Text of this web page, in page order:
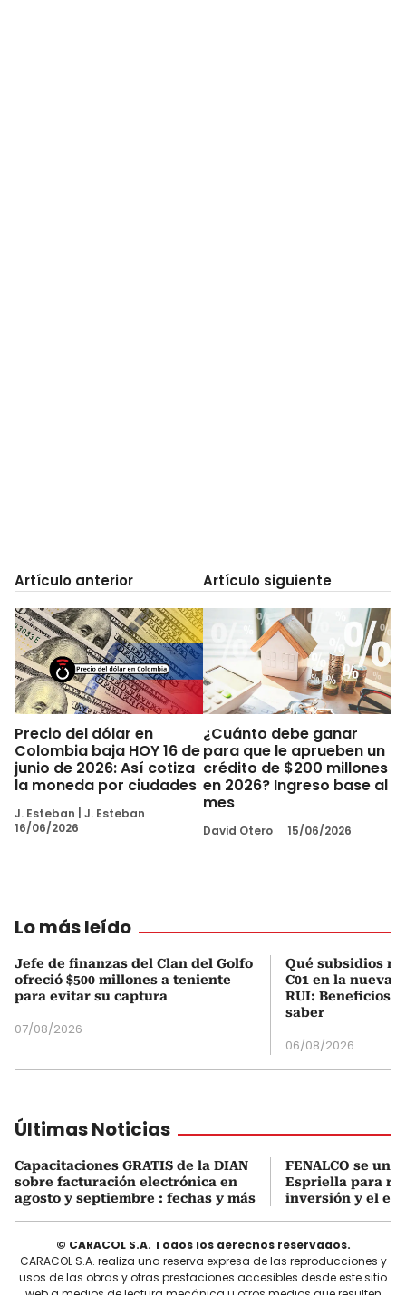
Artículo anterior
Precio del dólar en
Colombia baja HOY 16 de
junio de 2026: Así cotiza
la moneda por ciudades
J. Esteban
J. Esteban
16/06/2026
Artículo siguiente
¿Cuánto debe ganar
para que le aprueben un
crédito de $200 millones
en 2026? Ingreso base al
mes
David Otero 15/06/2026
Lo más leído
Jefe de finanzas del Clan del Golfo
ofreció $500 millones a teniente
para evitar su captura
07/08/2026
Qué subsidios
C01 en la nueva
RUI: Beneficios
saber
06/08/2026
Últimas Noticias
Capacitaciones GRATIS de la DIAN
sobre facturación electrónica en
agosto y septiembre : fechas y más
FENALCO se une
Espriella para
inversión y el
© CARACOL S.A. Todos los derechos reservados.
CARACOL S.A. realiza una reserva expresa de las reproducciones y
usos de las obras y otras prestaciones accesibles desde este sitio